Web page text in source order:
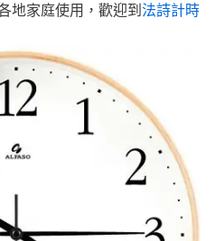
地家庭使用，歡迎到 法詩計時